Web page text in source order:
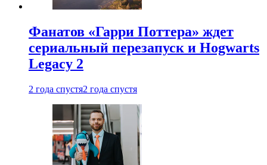
Фанатов «Гарри Поттера» ждет
сериальный перезапуск и Hogwarts
Legacy 2
2 года спустя2 года спустя